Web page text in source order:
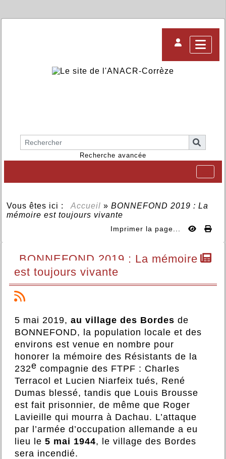
Recherche avancée
Vous êtes ici : Accueil » BONNEFOND 2019 : La
mémoire est toujours vivante
Imprimer la page...
BONNEFOND 2019 : La mémoire
est toujours vivante
5 mai 2019, au village des Bordes de
BONNEFOND, la population locale et des
environs est venue en nombre pour
honorer la mémoire des Résistants de la
232e compagnie des FTPF : Charles
Terracol et Lucien Niarfeix tués, René
Dumas blessé, tandis que Louis Brousse
est fait prisonnier, de même que Roger
Lavieille qui mourra à Dachau. L’attaque
par l’armée d’occupation allemande a eu
lieu le 5 mai 1944, le village des Bordes
sera incendié.